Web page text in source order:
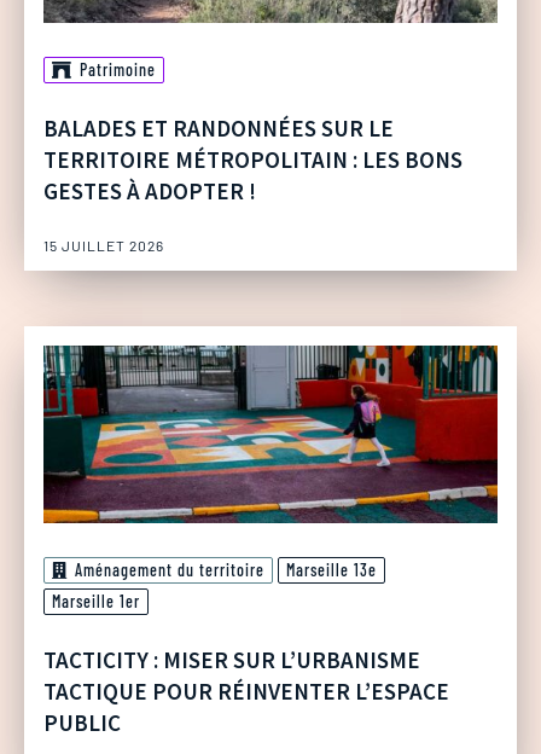
Patrimoine
BALADES ET RANDONNÉES SUR LE
TERRITOIRE MÉTROPOLITAIN : LES BONS
GESTES À ADOPTER !
15 JUILLET 2026
Aménagement du territoire
Marseille 13e
Marseille 1er
TACTICITY : MISER SUR L’URBANISME
TACTIQUE POUR RÉINVENTER L’ESPACE
PUBLIC